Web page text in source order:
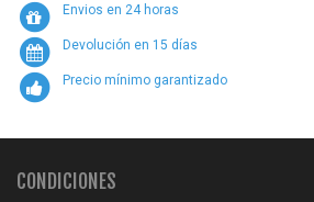
Envios en 24 horas
Devolución en 15 días
Precio mínimo garantizado
CONDICIONES